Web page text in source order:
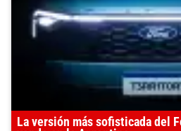
La versión más sofisticada del